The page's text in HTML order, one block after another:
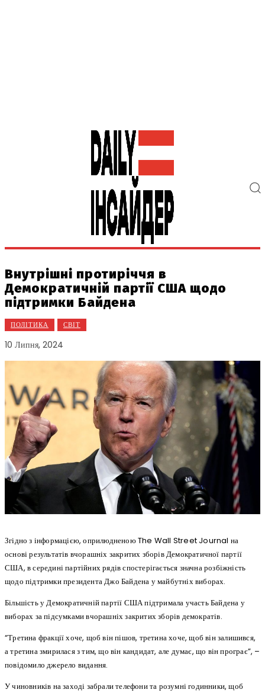
Внутрішні протиріччя в
Демократичній партії США щодо
підтримки Байдена
ПОЛІТИКА СВІТ
10 Липня, 2024
Згідно з інформацією, оприлюдненою The Wall Street Journal на
основі результатів вчорашніх закритих зборів Демократичної партії
США, в середині партійних рядів спостерігається значна розбіжність
щодо підтримки президента Джо Байдена у майбутніх виборах.
Більшість у Демократичній партії США підтримала участь Байдена у
виборах за підсумками вчорашніх закритих зборів демократів.
“Третина фракції хоче, щоб він пішов, третина хоче, щоб він залишився,
а третина змирилася з тим, що він кандидат, але думає, що він програє”, –
повідомило джерело видання.
У чиновників на заході забрали телефони та розумні годинники, щоб